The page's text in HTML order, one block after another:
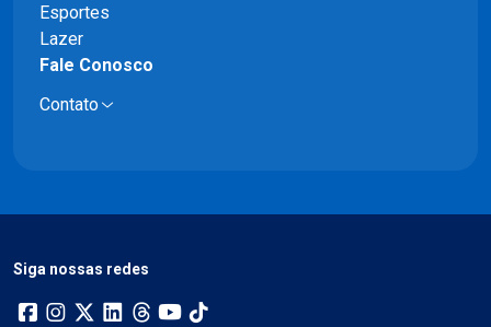
Esportes
Lazer
Fale Conosco
Contato
Siga nossas redes